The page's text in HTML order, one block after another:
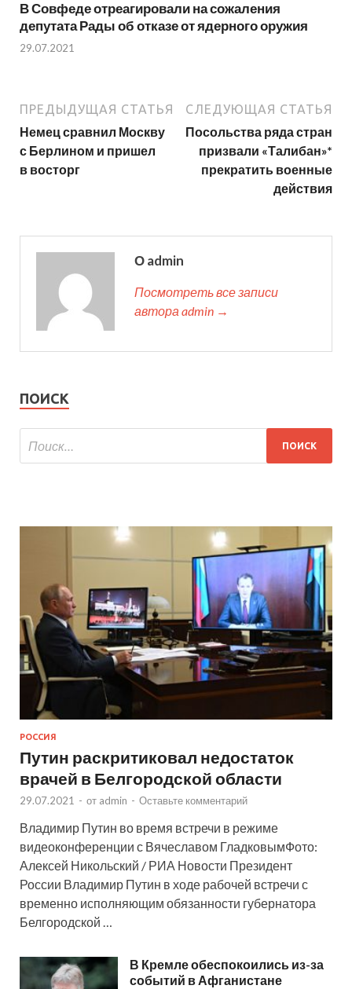
В Совфеде отреагировали на сожаления
депутата Рады об отказе от ядерного оружия
29.07.2021
ПРЕДЫДУЩАЯ СТАТЬЯ
Немец сравнил Москву
с Берлином и пришел
в восторг
СЛЕДУЮЩАЯ СТАТЬЯ
Посольства ряда стран
призвали «Талибан»*
прекратить военные
действия
О admin
Посмотреть все записи
автора admin →
ПОИСК
РОССИЯ
Путин раскритиковал недостаток
врачей в Белгородской области
29.07.2021 - от admin - Оставьте комментарий
Владимир Путин во время встречи в режиме
видеоконференции с Вячеславом ГладковымФото:
Алексей Никольский / РИА Новости Президент
России Владимир Путин в ходе рабочей встречи с
временно исполняющим обязанности губернатора
Белгородской …
В Кремле обеспокоились из-за
событий в Афганистане